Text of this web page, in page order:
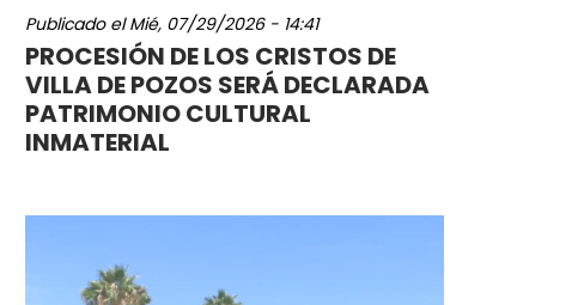
Publicado elMié, 07/29/2026 - 14:41
PROCESIÓN DE LOS CRISTOS DE
VILLA DE POZOS SERÁ DECLARADA
PATRIMONIO CULTURAL
INMATERIAL